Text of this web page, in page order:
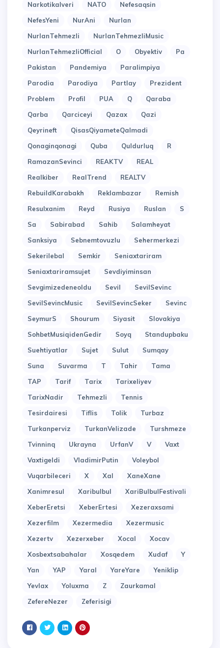
Narkotikalveri
NATO
Nefesaqsin
NefesYeni
NurAni
Nurlan
NurlanTehmezli
NurlanTehmezliMusic
NurlanTehmezliOfficial
O Obyektiv
Pa
Pakistan
Pandemiya
Paralimpiya
Parodia
Parodiya Partlay
Prezident
Problem
Profil PUA Q
Qaraba
Qarba
Qarciceyi Qazax
Qazi
Qeyrineft
QisasQiyameteQalmadi
Qonaginqonagi
Quba Quldurluq
R
RamazanSevinci
REAKTV
REAL
Realkiber
RealTrend
REALTV
RebuildKarabakh
Reklambazar
Remish
Resulxanim
Reyd Rusiya Ruslan
S
Sa
Sabirabad Sahib
Salamheyat
Sanksiya
Sebnemtovuzlu
Sehermerkezi
Sekerilebal
Semkir
Seniaxtariram
Seniaxtariramsujet
Sevdiyiminsan
Sevgimizedeneoldu
Sevil
SevilSevinc
SevilSevincMusic
SevilSevincSeker
Sevinc
SeymurS
Shourum Siyasit
Slovakiya
SohbetMusiqidenGedir
Soyq
Standupbaku
Suehtiyatlar
Sujet Sulut
Sumqay
Suna
Suvarma T Tahir
Tama
TAP
Tarif Tarix
Tarixeliyev
TarixNadir
Tehmezli
Tennis
Tesirdairesi
Tiflis Tolik
Turbaz
Turkanperviz
TurkanVelizade
Turshmeze
Tvinninq
Ukrayna UrfanV V
Vaxt
Vaxtigeldi
VladimirPutin
Voleybol
Vuqarbileceri
X Xal
XaneXane
Xanimresul
Xaribulbul
XariBulbulFestivali
XeberEretsi
XeberErtesi
Xezeraxsami
Xezerfilm
Xezermedia
Xezermusic
Xezertv
Xezerxeber Xocal
Xocav
Xosbextsabahalar
Xosqedem Xudaf
Y
Yan
YAP Yaral YareYare
Yeniklip
Yevlax
Yoluxma Z
Zaurkamal
ZefereNezer
Zeferisigi